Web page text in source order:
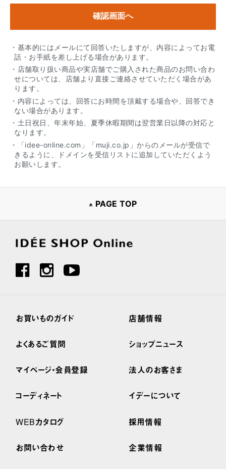
・基本的にはメールにて回答いたしますが、内容によってお電
話・お手紙を差し上げる場合があります。
・店舗取り扱い商品や実店舗でご購入された商品のお問い合わ
せについては、店舗より直接ご連絡させていただく場合があ
ります。
・内容によっては、回答にお時間を頂戴する場合や、回答でき
ない場合があります。
・土日祝日、年末年始、夏季休暇期間は翌営業日以降の対応と
なります。
・「idee-online.com」「muji.co.jp」からのメールが受信で
きるように、ドメインを受信リストに追加していただくよう
お願いします。
PAGE TOP
お買いものガイド
よくあるご質問
マイページ・会員登録
コーディネート
WEBカタログ
お問い合わせ
店舗情報
ショップニュース
法人のお客さま
イデーについて
採用情報
企業情報